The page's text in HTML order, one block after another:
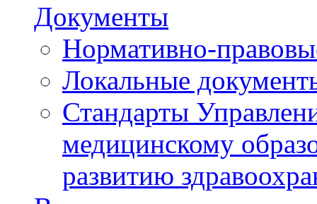
Документы
Нормативно-
Локальные
Стандарты
медицинскому
развитию